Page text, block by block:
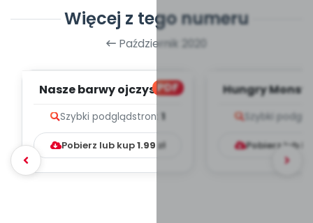
Więcej z tego numeru
Październik 2020
PDF
Nasze barwy ojczyste -
Szybki podglądstron: 1
Pobierz lub kup1.99 zł
Hungry
Szybki
Pobierz lub